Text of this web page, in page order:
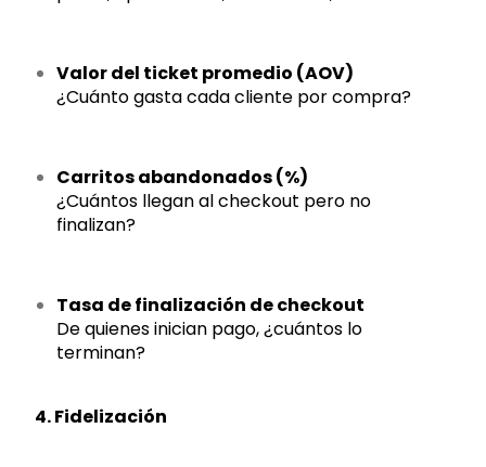
Valor del ticket promedio (AOV)
¿Cuánto gasta cada cliente por compra?
Carritos abandonados (%)
¿Cuántos llegan al checkout pero no
finalizan?
Tasa de finalización de checkout
De quienes inician pago, ¿cuántos lo
terminan?
4. Fidelización